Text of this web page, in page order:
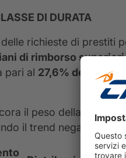
DI DURATA
delle richieste di
di rimborso superiori
pari al 27,6% del totale
il peso della classe
il trend negativo